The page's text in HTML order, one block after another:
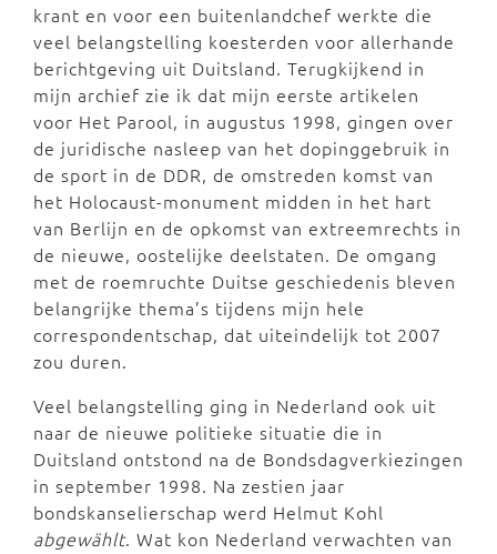
krant en voor een buitenlandchef werkte die
veel belangstelling koesterden voor allerhande
berichtgeving uit Duitsland. Terugkijkend in
mijn archief zie ik dat mijn eerste artikelen
voor Het Parool, in augustus 1998, gingen over
de juridische nasleep van het dopinggebruik in
de sport in de DDR, de omstreden komst van
het Holocaust-monument midden in het hart
van Berlijn en de opkomst van extreemrechts in
de nieuwe, oostelijke deelstaten. De omgang
met de roemruchte Duitse geschiedenis bleven
belangrijke thema’s tijdens mijn hele
correspondentschap, dat uiteindelijk tot 2007
zou duren.
Veel belangstelling ging in Nederland ook uit
naar de nieuwe politieke situatie die in
Duitsland ontstond na de Bondsdagverkiezingen
in september 1998. Na zestien jaar
bondskanselierschap werd Helmut Kohl
abgewählt. Wat kon Nederland verwachten van